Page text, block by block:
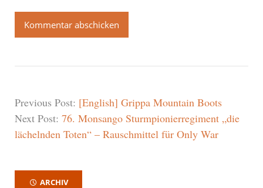
Previous Post: [English] Grippa Mountain Boots
Next Post: 76. Monsango Sturmpionierregiment „die
lächelnden Toten“ – Rauschmittel für Only War
ARCHIV